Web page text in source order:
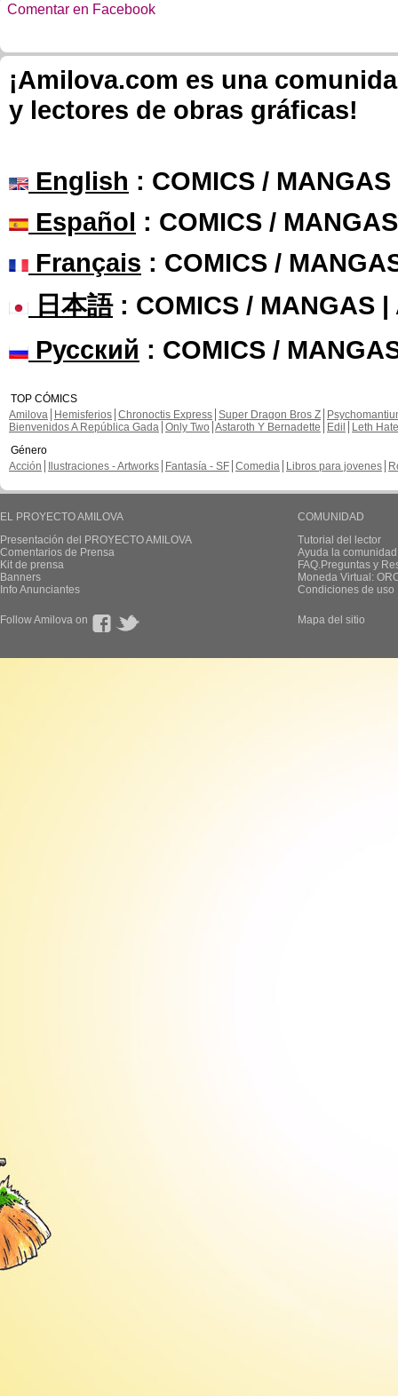
Comentar en Facebook
¡Amilova.com es una
y lectores de obras gráficas!
English : COMICS /
Español : COMICS /
Français : COMICS /
日本語: COMICS / MANGAS |
Русский : COMICS /
TOP CÓMICS
Amilova
Hemisferios Chronoctis Express Super Dragon Bros Z
Bienvenidos A República Gada Only Two Astaroth Y Bernadette Edil
Leth Hate
Género
Acción
Ilustraciones - Artworks Fantasía - SF Comedia Libros para jovenes
EL PROYECTO AMILOVA
Presentación del PROYECTO AMILOVA
Comentarios de Prensa
Kit de prensa
Banners
Info Anunciantes
COMUNIDAD
Tutorial del lector
Ayuda la
FAQ.Preguntas y
Moneda Virtual:
Condiciones de uso
Follow Amilova on Mapa del sitio